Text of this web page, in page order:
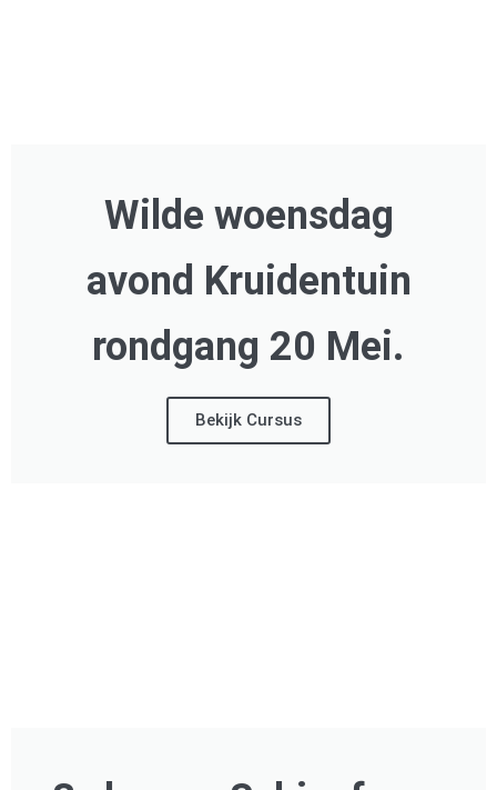
Wilde woensdag
avond Kruidentuin
rondgang 20 Mei.
Bekijk Cursus